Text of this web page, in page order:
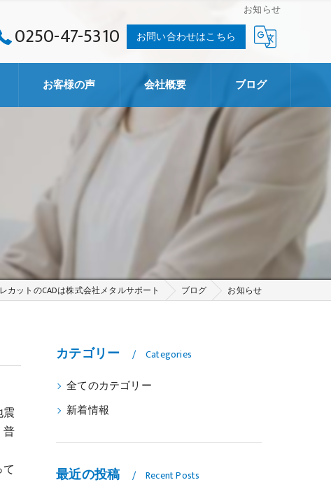
お知らせ
0250-47-5310 お問い合わせはこちら
お客様の声 会社概要 ブログ
カットのCADは株式会社メタルサポート ブログ お知らせ
カテゴリー Categories
全てのカテゴリー
新着情報
最近の投稿 Recent Posts